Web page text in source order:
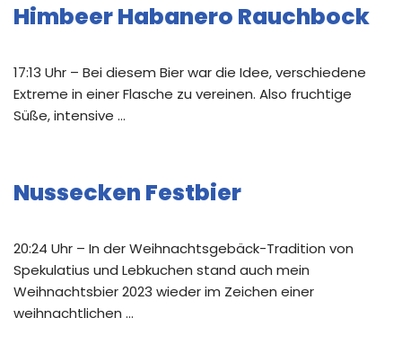
Himbeer Habanero Rauchbock
17:13 Uhr – Bei diesem Bier war die Idee, verschiedene
Extreme in einer Flasche zu vereinen. Also fruchtige
Süße, intensive …
Nussecken Festbier
20:24 Uhr – In der Weihnachtsgebäck-Tradition von
Spekulatius und Lebkuchen stand auch mein
Weihnachtsbier 2023 wieder im Zeichen einer
weihnachtlichen …